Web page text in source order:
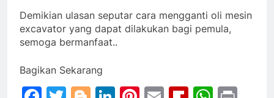
Demikian ulasan seputar cara mengganti oli mesin
excavator yang dapat dilakukan bagi pemula,
semoga bermanfaat..
Bagikan Sekarang